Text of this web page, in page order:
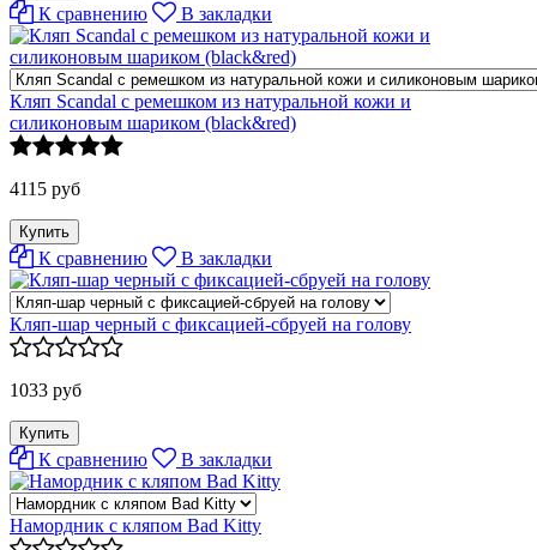
К сравнению В закладки
Кляп Scandal с ремешком из натуральной кожи и
силиконовым шариком (black&red)
4115 руб
К сравнению В закладки
Кляп-шар черный с фиксацией-сбруей на голову
1033 руб
К сравнению В закладки
Намордник с кляпом Bad Kitty